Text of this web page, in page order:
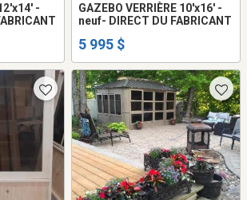
-
GAZEBO VERRIÈRE 10'x16' -
neuf- DIRECT DU FABRICANT
5 995 $